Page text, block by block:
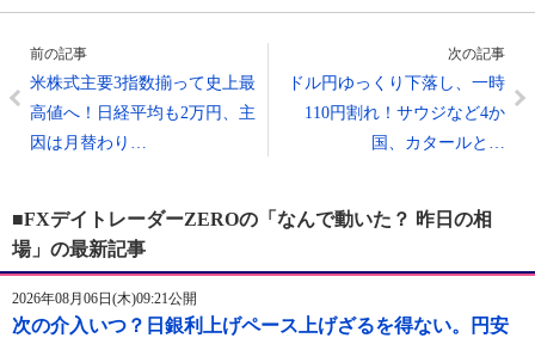
前の記事
米株式主要3指数揃って史上最
高値へ！日経平均も2万円、主
因は月替わり…
次の記事
ドル円ゆっくり下落し、一時
110円割れ！サウジなど4か
国、カタールと…
■FXデイトレーダーZEROの「なんで動いた？ 昨日の相
場」の最新記事
2026年08月06日(木)09:21公開
次の介入いつ？日銀利上げペース上げざるを得ない。円安